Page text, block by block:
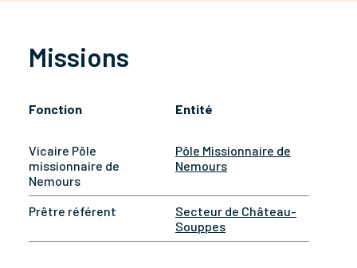
Missions
Fonction Entité
Vicaire Pôle
missionnaire de
Nemours
Pôle Missionnaire de
Nemours
Prêtre référent
Secteur de Château-
Souppes